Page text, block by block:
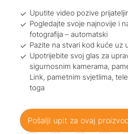
Uputite video pozive
Pogledajte svoje najnovije i
fotografija – automatski
Pazite na stvari kod kuće uz
Upotrijebite svoj glas za
sigurnosnim kamerama,
Link, pametnim svjetlima,
toga
Pošalji upit za ovaj